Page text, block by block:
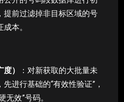
提前过滤掉非目标区域的号
本。
）
：对新获取的大批量未
进行基础的“有效性验证”，
无效”号码。